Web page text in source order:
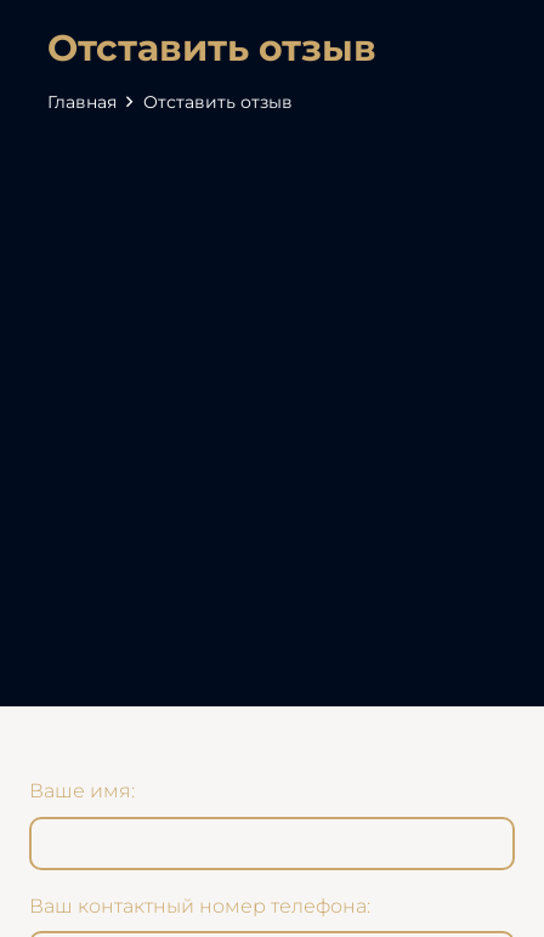
Отставить отзыв
Главная Отставить отзыв
Ваше имя:
Ваш контактный номер телефона: